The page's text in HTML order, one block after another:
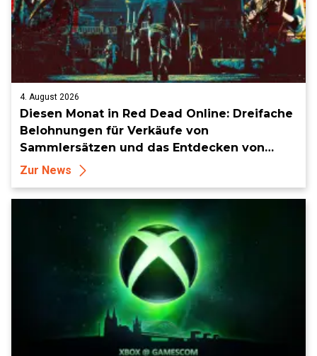
4. August 2026
Diesen Monat in Red Dead Online: Dreifache
Belohnungen für Verkäufe von
Sammlersätzen und das Entdecken von
Sammlerstücken, in Telegramm-Missionen
Zur News